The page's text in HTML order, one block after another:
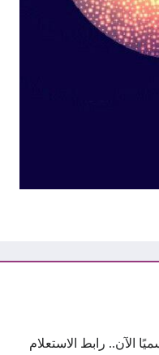
2026 ظهرت رسميًا الآن.. رابط الاستعلام